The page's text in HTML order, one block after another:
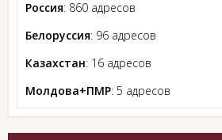
Россия: 860 адресов
Белоруссия: 96 адресов
Казахстан: 16 адресов
Молдова+ПМР: 5 адресов